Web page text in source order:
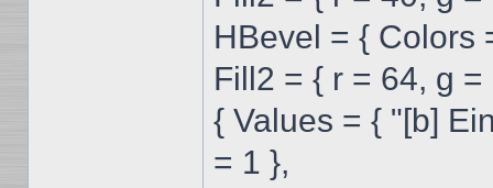
HBevel = { Colors
Fill2 = { r = 64, g
{ Values = { "[b]
= 1 },